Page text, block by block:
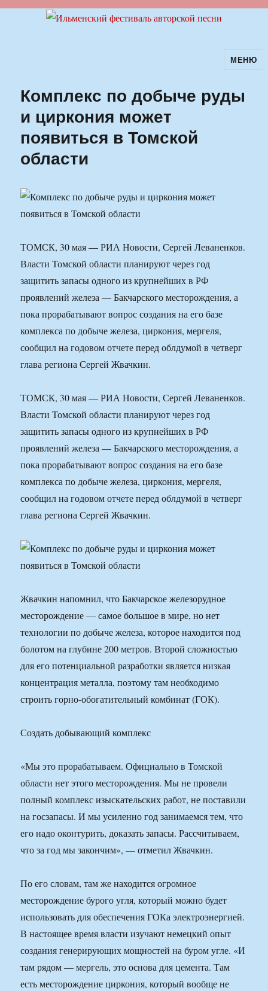
Ильменский фестиваль авторскойМЕНЮ
Комплекс по добыче руды
и циркония может
появиться в Томской
области
ТОМСК, 30 мая — РИА Новости, Сергей Леваненков.
Власти Томской области планируют через год
защитить запасы одного из крупнейших в РФ
проявлений железа — Бакчарского месторождения, а
пока прорабатывают вопрос создания на его базе
комплекса по добыче железа, циркония, мергеля,
сообщил на годовом отчете перед облдумой в четверг
глава региона Сергей Жвачкин.
ТОМСК, 30 мая — РИА Новости, Сергей Леваненков.
Власти Томской области планируют через год
защитить запасы одного из крупнейших в РФ
проявлений железа — Бакчарского месторождения, а
пока прорабатывают вопрос создания на его базе
комплекса по добыче железа, циркония, мергеля,
сообщил на годовом отчете перед облдумой в четверг
глава региона Сергей Жвачкин.
Жвачкин напомнил, что Бакчарское железорудное
месторождение — самое большое в мире, но нет
технологии по добыче железа, которое находится под
болотом на глубине 200 метров. Второй сложностью
для его потенциальной разработки является низкая
концентрация металла, поэтому там необходимо
строить горно-обогатительный комбинат (ГОК).
Создать добывающий комплекс
«Мы это прорабатываем. Официально в Томской
области нет этого месторождения. Мы не провели
полный комплекс изыскательских работ, не поставили
на госзапасы. И мы усиленно год занимаемся тем, что
его надо оконтурить, доказать запасы. Рассчитываем,
что за год мы закончим», — отметил Жвачкин.
По его словам, там же находится огромное
месторождение бурого угля, который можно будет
использовать для обеспечения ГОКа электроэнергией.
В настоящее время власти изучают немецкий опыт
создания генерирующих мощностей на буром угле. «И
там рядом — мергель, это основа для цемента. Там
есть месторождение циркония, который вообще не